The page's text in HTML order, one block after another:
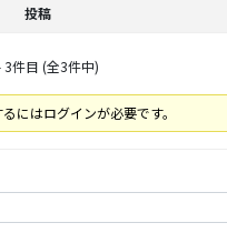
投稿
件目 (全3件中)
にはログインが必要です。